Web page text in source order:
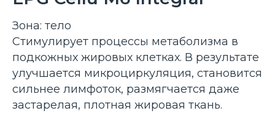
Зона: тело
Стимулирует процессы метаболизма в
подкожных жировых клетках. В результате
улучшается микроциркуляция, становится
сильнее лимфоток, размягчается даже
застарелая, плотная жировая ткань.